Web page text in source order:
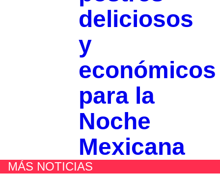
deliciosos
y
económicos
para la
Noche
Mexicana
MÁS NOTICIAS